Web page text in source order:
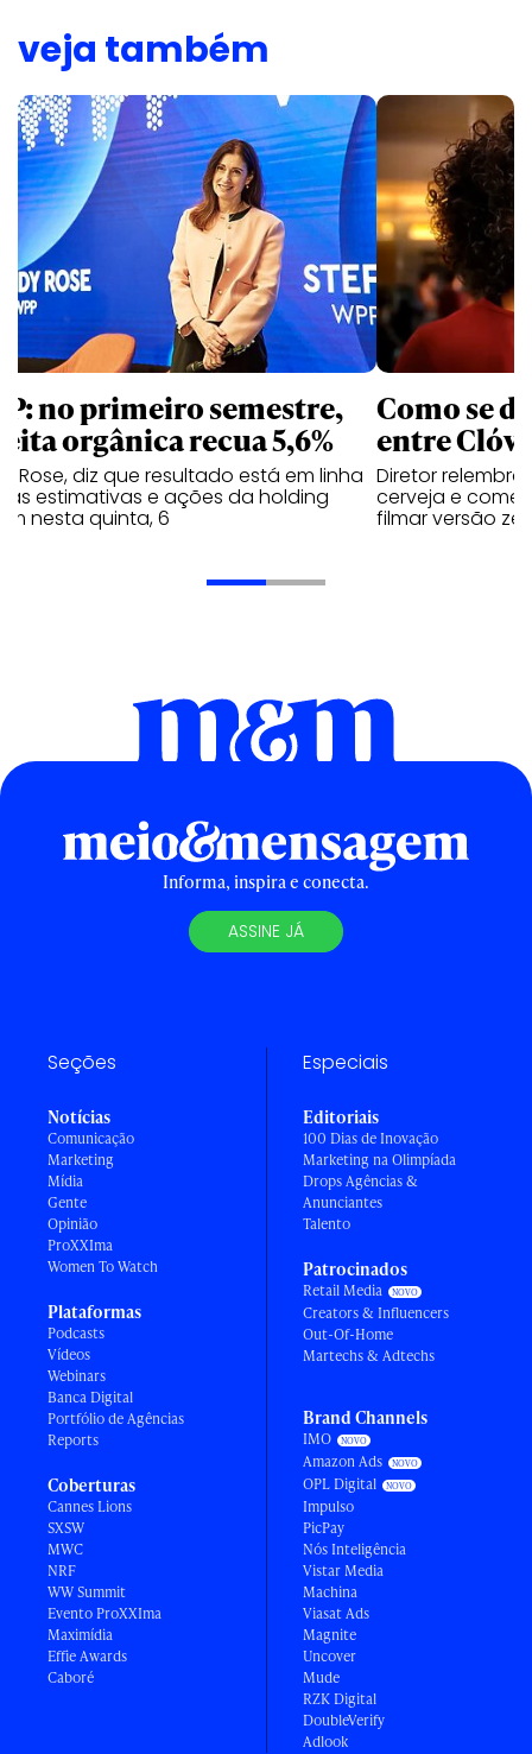
veja também
no primeiro semestre,
orgânica recua 5,6%
Rose, diz que resultado está em linha
as estimativas e ações da holding
nesta quinta, 6
Como se
entre
Diretor
cerveja e
filmar versão
Informa, inspira e conecta.
ASSINE JÁ
Seções
Notícias
Comunicação
Marketing
Mídia
Gente
Opinião
ProXXIma
Women To Watch
Plataformas
Podcasts
Vídeos
Webinars
Banca Digital
Portfólio de Agências
Reports
Coberturas
Cannes Lions
SXSW
MWC
NRF
WW Summit
Evento ProXXIma
Maximídia
Effie Awards
Caboré
Especiais
Editoriais
100 Dias de Inovação
Marketing na Olimpíada
Drops Agências &
Anunciantes
Talento
Patrocinados
Retail Media
Creators & Influencers
Out-Of-Home
Martechs & Adtechs
Brand Channels
IMO
Amazon Ads
OPL Digital
Impulso
PicPay
Nós Inteligência
Vistar Media
Machina
Viasat Ads
Magnite
Uncover
Mude
RZK Digital
DoubleVerify
Adlook